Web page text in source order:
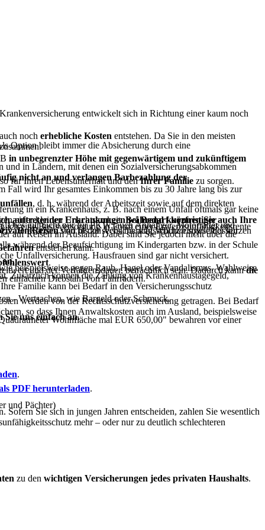
entwickelt sich in Richtung einer kaum noch
Option bleibt immer die Absicherung durch eine
noch erhebliche Kosten entstehen. Da Sie in den meisten
in Ländern, mit denen ein Sozialversicherungsabkommen
nicht an und verlangen Barbezahlung der
in ein Krankenhaus, z. B. nach einem Unfall oftmals gar keine
auftretender Erkrankungen während kurzfristiger
Reisenvon bis zu sechs bis acht Wochen sowie bei kurzen
.
in unbegrenzter Höhe mit gegen­wärtigem und zukünftigem
Fall wird Ihr gesamtes Einkommen bis zu 30 Jahre lang bis zur
einer kleinen Unachtsamkeit.Bei Bedarf können Sie auch Ihre
B. Katzen, sind in den Versicherungs­schutz eingeschlossen.
an.
für Ihren Lebensunterhalt und denIhrer Familie zu sorgen.
eine Basisversorgung in Form einer Erwerbsunfähigkeitsrente
Sie sich in jungen Jahren entscheiden, zahlen Sie wesentlich
mehr – oder nur zu deutlich schlechteren
, d. h. während der Arbeits­zeit sowie auf dem direkten
auf Reisen im Ausland. Dabei sind Sie jedoch nicht über die
während der Beaufsichtigung im Kindergarten bzw. in der Schule
Unfallversicherung. Hausfrauen sind gar nicht versichert.
Zusätzlich können die Zahlung von Krankenhaustagegeld,
Familie kann bei Bedarf in den Versicherungsschutz
Sie uns einfach an.
.
Dies gilt nicht nur für PKW; auch Anhänger, Motorräder und
entstehen kann.
beispielsweise gegen Raub, Hagel oder Vandalismus. Wahlweise
einfachen Diebstahl von Fahrrädern.
- Wertsachen, wie Bargeld oder Schmuck.
Wohnfläche mal EUR 650,00" bewahren vor einer
PDF herunterladen.
und der Verfahrensdauer, beträchtlich sein. Dadurch kanndie
werden von der Rechtsschutzversicherung getragen. Bei Bedarf
so dass Ihnen Anwaltskosten auch im Ausland, beispielsweise
und Pächter)
zu den wichtigen Versicherungen jedes privaten Haushalts.